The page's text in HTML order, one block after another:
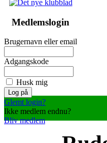
Medlemslogin
Brugernavn eller email
Adgangskode
Husk mig
Glemt login?
Ikke medlem endnu?
Bliv medlem